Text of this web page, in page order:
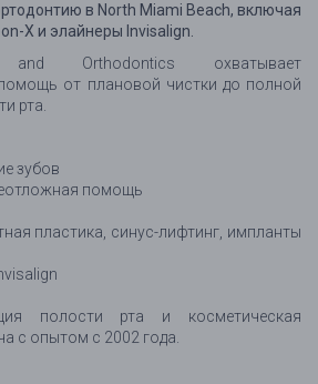
в North Miami Beach, включая
X и элайнеры Invisalign.
Orthodontics охватывает
от плановой чистки до полной
рта.
зубов
помощь
пластика, синус-лифтинг, импланты
полости рта и косметическая
с опытом с 2002 года.